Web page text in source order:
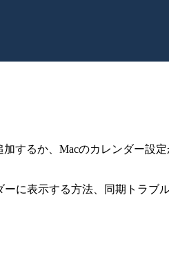
するか、Macのカレンダー設
に表示する方法、同期トラ